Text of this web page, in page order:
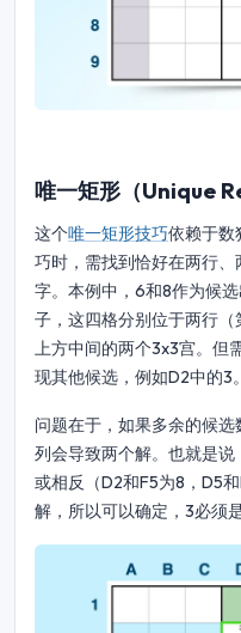
唯一矩形（Unique
这个唯一矩形技巧依赖于数
巧时，需找到恰好在两行
字。本例中，6和8作为候
子，这四格分别位于两行
上方中间的两个3x3宫。但
现其他候选，例如D2中的3。
问题在于，如果多余的候
列会导致两个解。也就是说
或相反（D2和F5为8，D5
解，所以可以确定，3必须